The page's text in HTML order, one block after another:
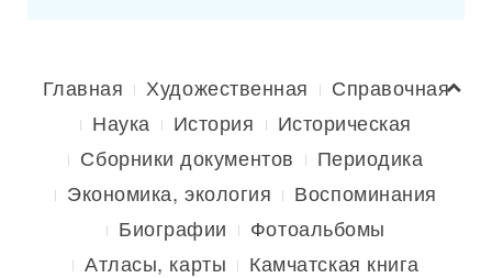
Главная Художественная
Справочная
Наука
История
Историческая
Сборники документов
Периодика
Экономика, экология
Воспоминания
Биографии
Фотоальбомы
Атласы, карты
Камчатская книга